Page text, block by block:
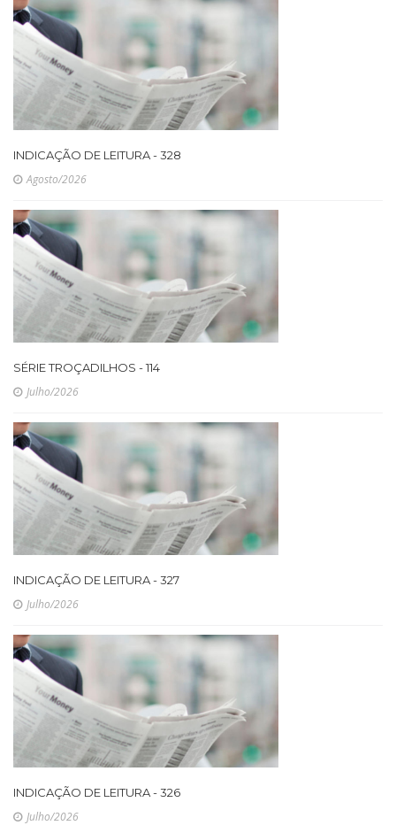
INDICAÇÃO DE LEITURA - 328
Agosto/2026
SÉRIE TROÇADILHOS - 114
Julho/2026
INDICAÇÃO DE LEITURA - 327
Julho/2026
INDICAÇÃO DE LEITURA - 326
Julho/2026